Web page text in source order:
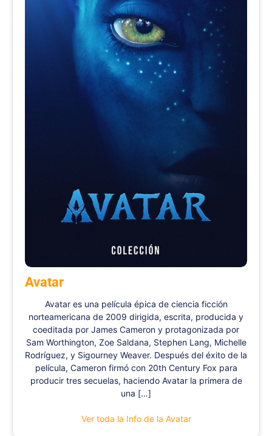
Avatar
Avatar es una película épica de ciencia ficción
norteamericana de 2009 dirigida, escrita, producida y
coeditada por James Cameron y protagonizada por
Sam Worthington, Zoe Saldana, Stephen Lang, Michelle
Rodríguez, y Sigourney Weaver. Después del éxito de la
película, Cameron firmó con 20th Century Fox para
producir tres secuelas, haciendo Avatar la primera de
una […]
Ver toda la Info de la Avatar